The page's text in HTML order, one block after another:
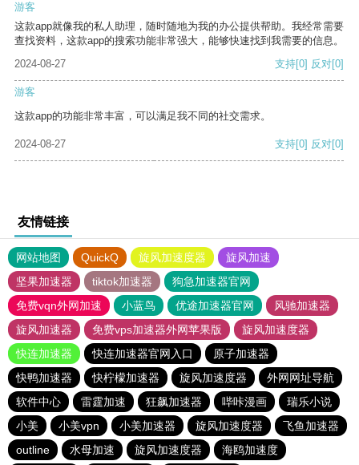
游客
这款app就像我的私人助理，随时随地为我的办公提供帮助。我经常需要
查找资料，这款app的搜索功能非常强大，能够快速找到我需要的信息。
2024-08-27
支持[0] 反对[0]
游客
这款app的功能非常丰富，可以满足我不同的社交需求。
2024-08-27 支持[0] 反对[0]
友情链接
网站地图 QuickQ 旋风加速度器
旋风加速
坚果加速器
tiktok加速器
狗急加速器官网
免费vqn外网加速
小蓝鸟 优途加速器官网
风驰加速器
旋风加速器
免费vps加速器外网苹果版
旋风加速度器
快连加速器
快连加速器官网入口
原子加速器
快鸭加速器
快柠檬加速器 旋风加速度器
外网网址导航
软件中心
雷霆加速 狂飙加速器 哔咔漫画
瑞乐小说
小美
小美vpn 小美加速器 旋风加速度器
飞鱼加速器
outline
水母加速 旋风加速度器
海鸥加速度